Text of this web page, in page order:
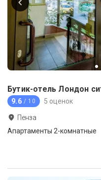
Бутик-отель Лондон
9.6 / 10 5 оценок
Пенза
Апартаменты 2-комнатные